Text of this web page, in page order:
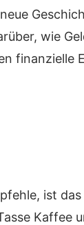
wie
finanzielle
ist
Kaffee